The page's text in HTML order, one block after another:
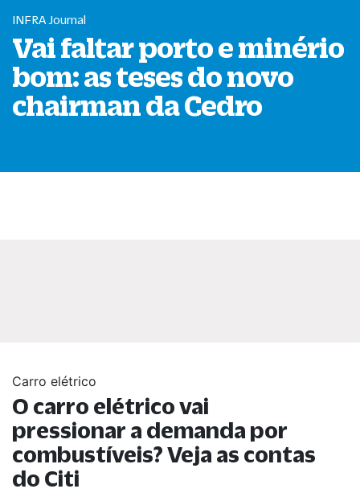
INFRA Journal
Vai faltar porto e minério
bom: as teses do novo
chairman da Cedro
Carro elétrico
O carro elétrico vai
pressionar a demanda por
combustíveis? Veja as contas
do Citi